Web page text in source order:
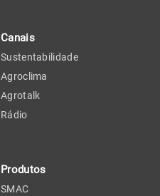
Canais
Sustentabilidade
Agroclima
Agrotalk
Rádio
Produtos
SMAC